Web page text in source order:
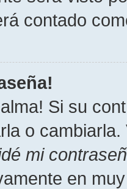
contado
Si su
o
mi
en